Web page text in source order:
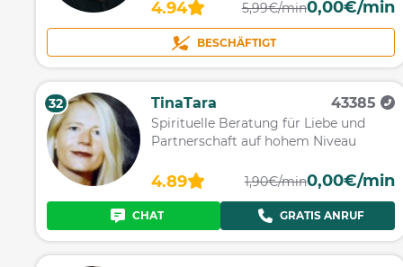
4.94 5,99€/min0,00€/min
BESCHÄFTIGT
32 TinaTara 43385
Spirituelle Beratung für Liebe und
Partnerschaft auf hohem Niveau
4.89 1,90€/min0,00€/min
CHAT GRATIS ANRUF